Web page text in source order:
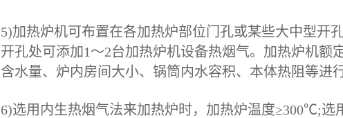
5)加热炉机可布置在各加热炉部位门孔或某些大中型开
开孔处可添加1～2台加热炉机设备热烟气。加热炉机额
含水量、炉内房间大小、锅筒内水容积、本体热阻等进
6)选用内生热烟气法来加热炉时，加热炉温度≥300℃;选